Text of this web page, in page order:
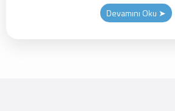
Devamını Oku ➤